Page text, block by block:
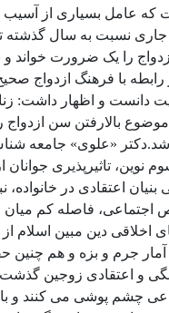
نسبت به سال گذشته
را یک ضرورت خواند و
در رابطه با فرهنگ
دانست و اظهار داشت:
بالارفتن سن ازدواج
«علوی» جامعه
نوین، تاثیرپذیری
اعتقادی در خانواده،
اجتماعی، فاصله کم
اخلاقی دین مبین اسلام
آمار جرم و بزه و هم
و اعتقادی زوجین
چشم پوشی می کنند و با